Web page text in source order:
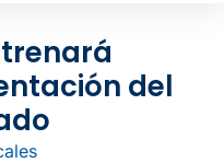
del